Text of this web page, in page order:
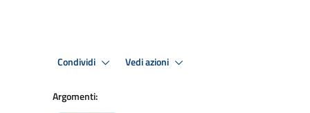
Condividi Vedi azioni
Argomenti: